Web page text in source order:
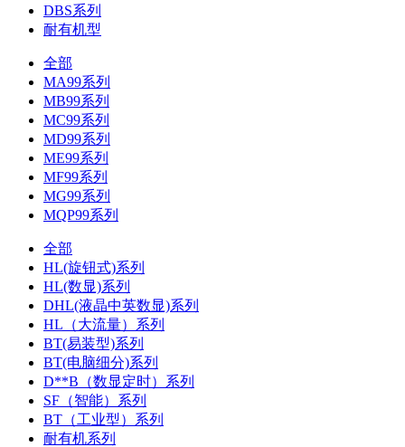
DBS系列
耐有机型
全部
MA99系列
MB99系列
MC99系列
MD99系列
ME99系列
MF99系列
MG99系列
MQP99系列
全部
HL(旋钮式)系列
HL(数显)系列
DHL(液晶中英数显)系列
HL（大流量）系列
BT(易装型)系列
BT(电脑细分)系列
D**B（数显定时）系列
SF（智能）系列
BT（工业型）系列
耐有机系列